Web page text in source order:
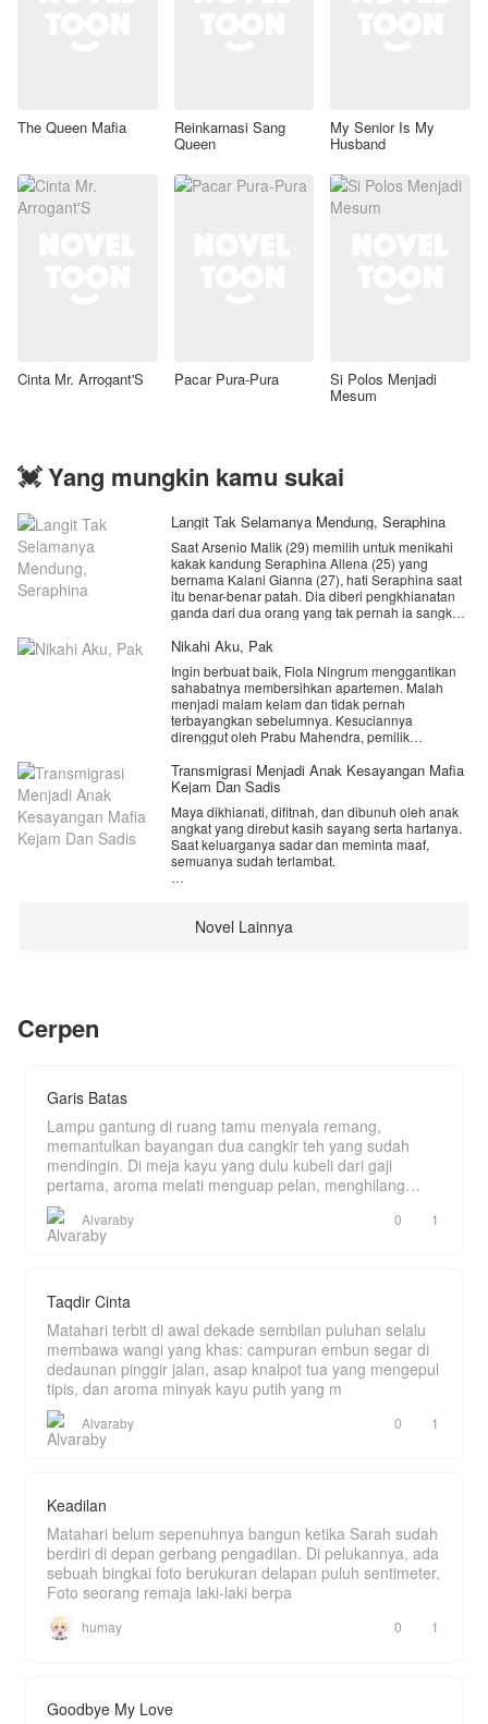
The Queen Mafia Reinkarnasi Sang
Queen
My Senior Is My
Husband
Cinta Mr. Arrogant'S Pacar Pura-Pura Si Polos Menjadi
Mesum
💓 Yang mungkin kamu sukai
Langit Tak Selamanya Mendung, Seraphina
Saat Arsenio Malik (29) memilih untuk menikahi
kakak kandung Seraphina Allena (25) yang
bernama Kalani Gianna (27), hati Seraphina saat
itu benar-benar patah. Dia diberi pengkhianatan
ganda dari dua orang yang tak pernah ia sangka
ternyata sudah hamil. Dan, kedua orangtua
kesalahan anak pertama mereka.
Saat Seraphina merasa ditinggal sendirian di
dunia ini, datanglah Kaivan Lyonel Marvin (30)
yang menjadi obat bagi luka hati Seraphina.
Seraphina akhirnya memutuskan untuk menerima
lamaran dari pria itu.
Namun, empat tahun setelah pernikahan mereka,
Seraphina baru tahu jika ternyata Kaivan
menikahinya hanya supaya Seraphina tidak
mengusik pernikahan Kalani dan Arsenio.
juga mencintai Kalani. Dia bahkan rela berkorban
dengan menikahi Seraphina hanya demi
Nikahi Aku, Pak
Ingin berbuat baik, Fiola Ningrum menggantikan
sahabatnya membersihkan apartemen. Malah
menjadi malam kelam dan tidak pernah
terbayangkan sebelumnya. Kesuciannya
direnggut oleh Prabu Mahendra, pemilik
dijemput paksa orang tua untuk dijodohkan,
nyatanya Fiola sedang hamil.
“Uang yang akan kamu terima adalah bentuk
tanggung jawab, jangan berharap yang lain.” ==
Prabu Mahendra.
Transmigrasi Menjadi Anak Kesayangan Mafia
Kejam Dan Sadis
Maya dikhianati, difitnah, dan dibunuh oleh anak
angkat yang direbut kasih sayang serta hartanya.
Saat keluarganya sadar dan meminta maaf,
semuanya sudah terlambat.
kehidupan baru ini, ia dicintai dan dilindungi
sepenuh hati. Musuh masih mengancam, tapi
Novel Lainnya
Cerpen
Garis Batas
Lampu gantung di ruang tamu menyala remang,
memantulkan bayangan dua cangkir teh yang sudah
mendingin. Di meja kayu yang dulu kubeli dari gaji
pertama, aroma melati menguap pelan, menghilang
ditelan k
Alvaraby 0 1
Taqdir Cinta
Matahari terbit di awal dekade sembilan puluhan selalu
membawa wangi yang khas: campuran embun segar di
dedaunan pinggir jalan, asap knalpot tua yang mengepul
tipis, dan aroma minyak kayu putih yang m
Alvaraby 0 1
Keadilan
Matahari belum sepenuhnya bangun ketika Sarah sudah
berdiri di depan gerbang pengadilan. Di pelukannya, ada
sebuah bingkai foto berukuran delapan puluh sentimeter.
Foto seorang remaja laki-laki berpa
humay 0 1
Goodbye My Love